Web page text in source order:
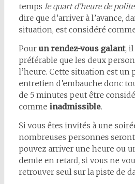
temps le quart d’heure de
dire que d’arriver à l’avance,
situation, est considéré
Pour un rendez-vous galant,
préférable que les deux
l’heure. Cette situation est un
entretien d’embauche donc
de 5 minutes peut être
comme inadmissible.
Si vous êtes invités à une
nombreuses personnes
pouvez arriver une heure ou
demie en retard, si vous ne
retrouver seul sur la piste de